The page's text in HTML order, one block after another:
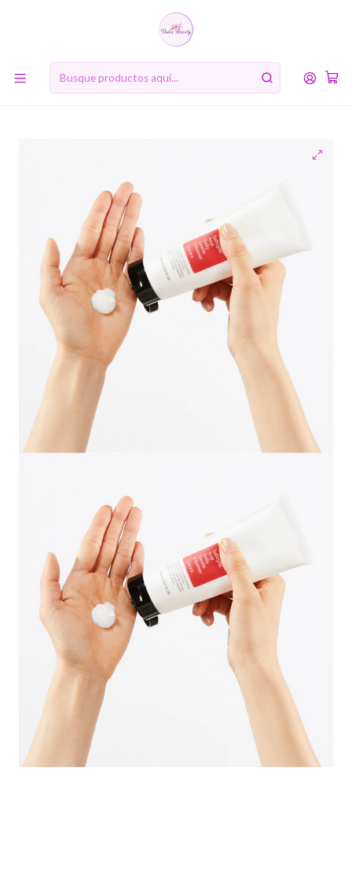
10% de descuento en tu primera compra online. Código: BIENVENIDA10
Salicylic Acid Daily Gentle Cleanser (COSRX) - 150ml Espuma
limpiadora anti acné con ácido salicílico